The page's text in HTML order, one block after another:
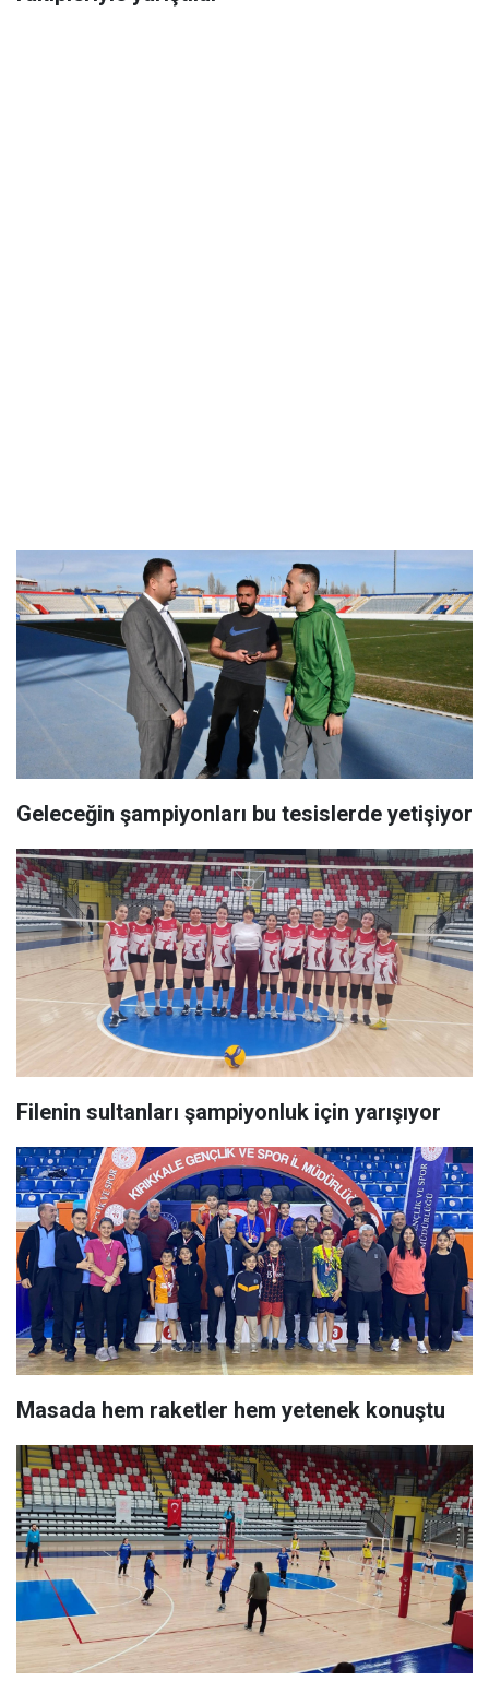
Geleceğin şampiyonları bu tesislerde yetişiyor
Filenin sultanları şampiyonluk için yarışıyor
Masada hem raketler hem yetenek konuştu